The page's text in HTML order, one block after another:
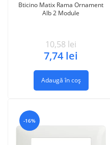
Bticino Matix Rama Ornament
Alb 2 Module
10,58 lei
7,74 lei
Adaugă în coș
-16%